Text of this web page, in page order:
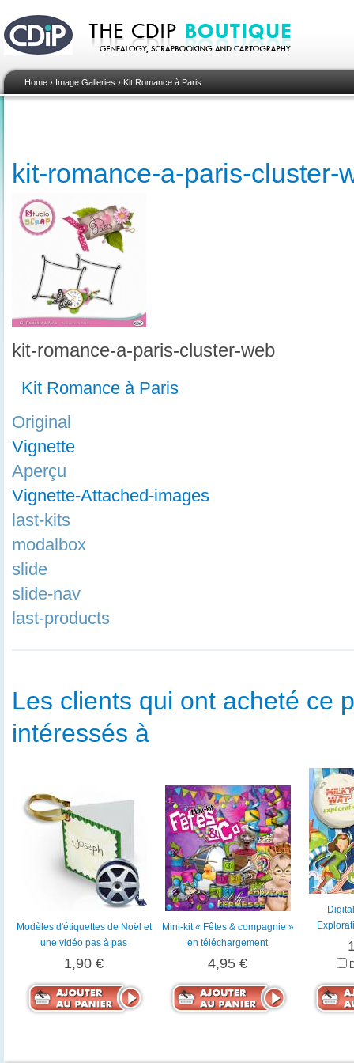
Home › Image Galleries › Kit Romance à Paris
kit-romance-a-paris-cluster-
kit-romance-a-paris-cluster-web
Kit Romance à Paris
Original
Vignette
Aperçu
Vignette-Attached-images
last-kits
modalbox
slide
slide-nav
last-products
Les clients qui ont acheté ce
intéressés à
Modèles d'étiquettes de Noël et
une vidéo pas à pas
1,90 €
Mini-kit « Fêtes & compagnie »
en téléchargement
4,95 €